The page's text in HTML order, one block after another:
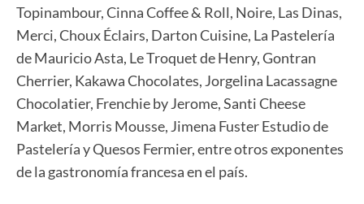
Topinambour, Cinna Coffee & Roll, Noire, Las Dinas,
Merci, Choux Éclairs, Darton Cuisine, La Pastelería
de Mauricio Asta, Le Troquet de Henry, Gontran
Cherrier, Kakawa Chocolates, Jorgelina Lacassagne
Chocolatier, Frenchie by Jerome, Santi Cheese
Market, Morris Mousse, Jimena Fuster Estudio de
Pastelería y Quesos Fermier, entre otros exponentes
de la gastronomía francesa en el país.